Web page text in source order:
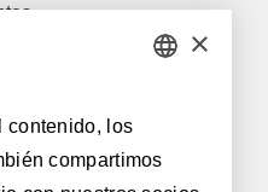
and general
×
contenido, los
compartimos